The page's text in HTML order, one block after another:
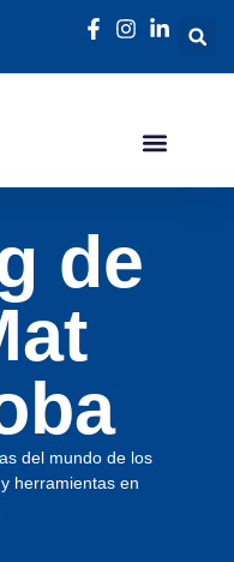
de
del mundo de los
herramientas en